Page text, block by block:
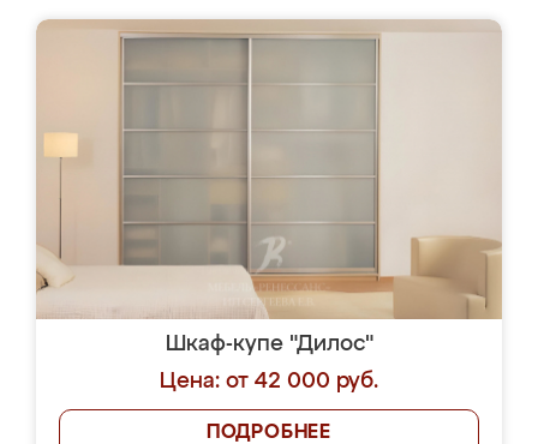
Шкаф-купе "Дилос"
Цена: от 42 000 руб.
ПОДРОБНЕЕ